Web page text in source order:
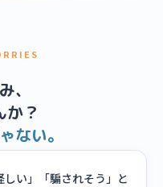
、
か？
ない。
い」「騙されそう」と